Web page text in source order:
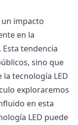
impacto
en la
tendencia
sino que
tecnología LED
exploraremos
en esta
LED puede